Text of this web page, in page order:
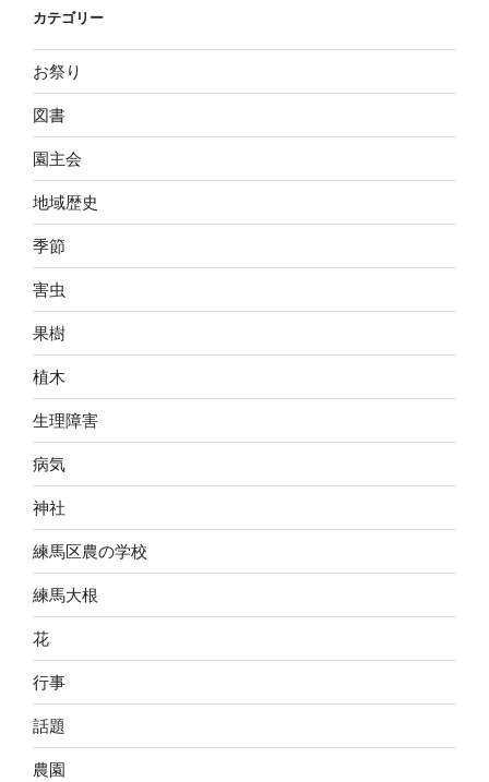
カテゴリー
お祭り
図書
園主会
地域歴史
季節
害虫
果樹
植木
生理障害
病気
神社
練馬区農の学校
練馬大根
花
行事
話題
農園